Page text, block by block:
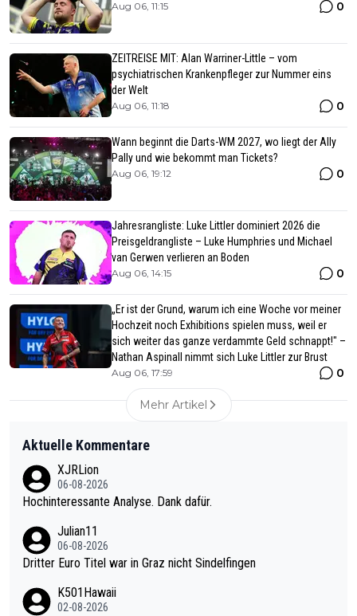
Aug 06, 11:15 0
ZEITREISE MIT: Alan Warriner-Little – vom
psychiatrischen Krankenpfleger zur Nummer eins
der Welt
Aug 06, 11:18 0
Wann beginnt die Darts-WM 2027, wo liegt der Ally
Pally und wie bekommt man Tickets?
Aug 06, 19:12 0
Jahresrangliste: Luke Littler dominiert 2026 die
Preisgeldrangliste – Luke Humphries und Michael
van Gerwen verlieren an Boden
Aug 06, 14:15 0
„Er ist der Grund, warum ich eine Woche vor meiner
Hochzeit noch Exhibitions spielen muss, weil er
sich weiter das ganze verdammte Geld schnappt!" –
Nathan Aspinall nimmt sich Luke Littler zur Brust
Aug 06, 17:59 0
Mehr Artikel
Aktuelle Kommentare
XJRLion
06-08-2026
Hochinteressante Analyse. Dank dafür.
Julian11
06-08-2026
Dritter Euro Titel war in Graz nicht Sindelfingen
K501Hawaii
02-08-2026